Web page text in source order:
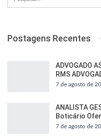
Postagens Recentes
ADVOGADO
RMS
7 de agosto de
ANALISTA
Boticário
7 de agosto de